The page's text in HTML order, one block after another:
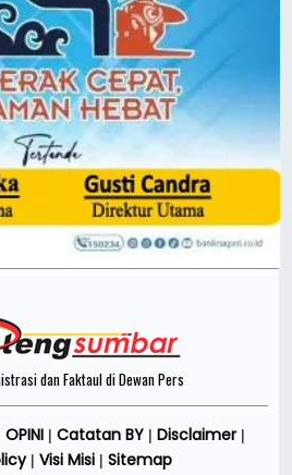
dan Faktaul di Dewan Pers
OPINI| Catatan BY| Disclaimer|
| Visi Misi | Sitemap